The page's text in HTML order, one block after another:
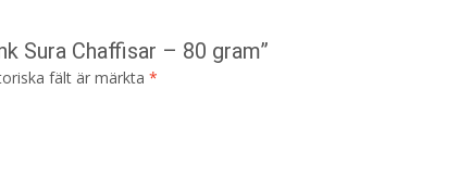
Sura Chaffisar – 80 gram”
fält är märkta *